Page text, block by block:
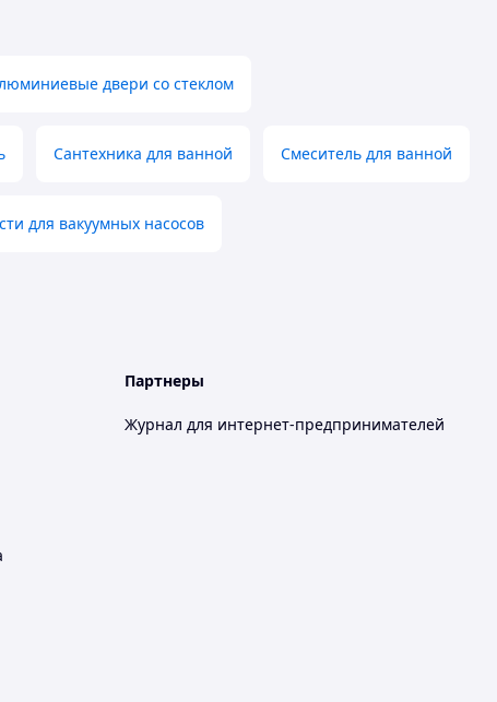
двери со стеклом
Сантехника для ванной Смеситель для ванной
для вакуумных насосов
Партнеры
Журнал для интернет-предпринимателей